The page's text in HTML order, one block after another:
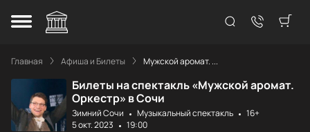
Главная Афиша и Билеты Мужской аромат. ...
Билеты на спектакль «Мужской аромат.
Оркестр» в Сочи
Зимний Сочи Музыкальный спектакль
16+
5 окт. 2023
19:00